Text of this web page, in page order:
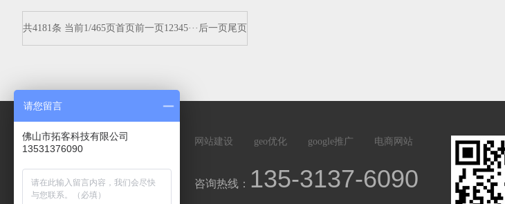
共4181条 当前1/465页 首页 前一页 12345··· 后一页 尾页
网站建设 geo优化 google推广 电商网站
咨询热线： 135-3137-6090
请您留言
佛山市拓客科技有限公司
13531376090